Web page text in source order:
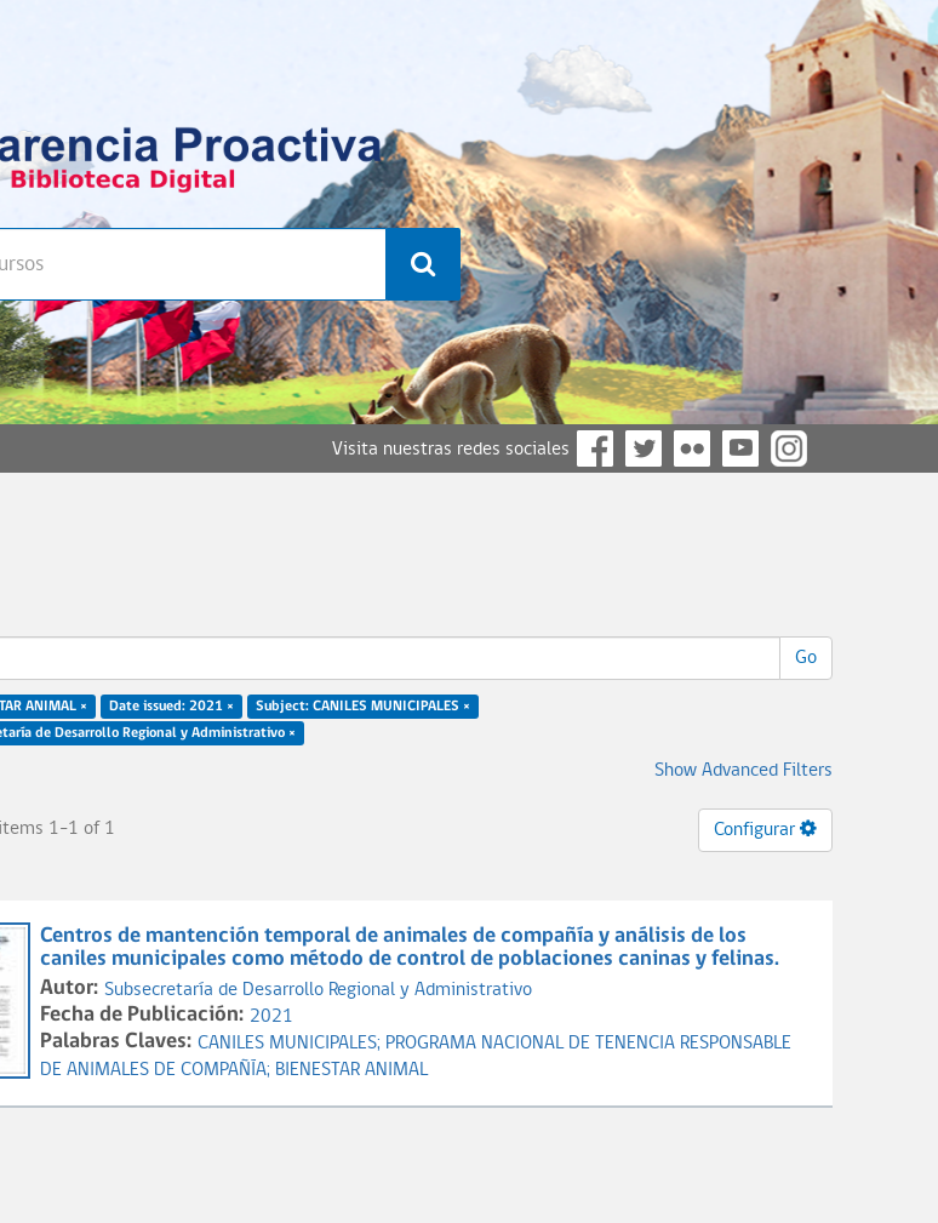
Visita nuestras redes sociales
Go
ANIMAL × Date issued: 2021 ×
Subject: CANILES MUNICIPALES ×
de Desarrollo Regional y Administrativo ×
Show Advanced Filters
1-1 of 1 Configurar
Centros de mantención temporal de animales de compañía y análisis de los
caniles municipales como método de control de poblaciones caninas y felinas.
Autor: Subsecretaría de Desarrollo Regional y Administrativo
Fecha de Publicación: 2021
Palabras Claves: CANILES MUNICIPALES; PROGRAMA NACIONAL DE TENENCIA RESPONSABLE
DE ANIMALES DE COMPAÑÍA; BIENESTAR ANIMAL